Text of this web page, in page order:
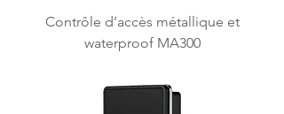
Contrôle d’accès métallique et
waterproof MA300